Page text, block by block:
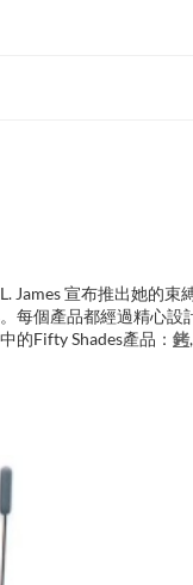
James 宣布推出她的
每個產品都經過精心
的Fifty Shades產品： 銬,